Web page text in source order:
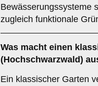
Bewässerungssysteme
zugleich funktionale
Was macht einen
(Hochschwarzwald)
Ein klassischer Garten